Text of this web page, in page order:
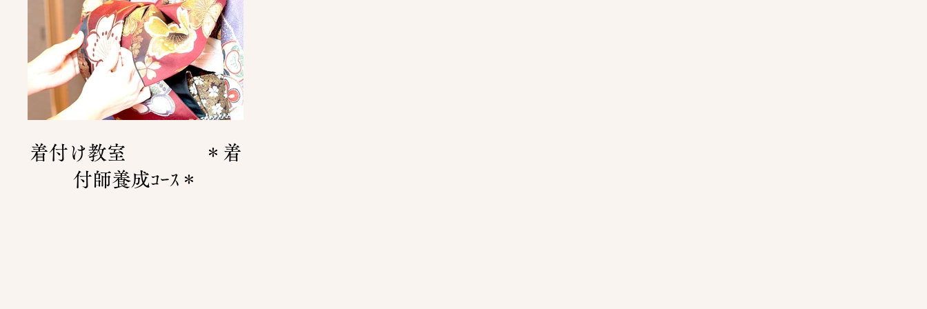
着付け教室 ＊着
付師養成ｺｰｽ＊